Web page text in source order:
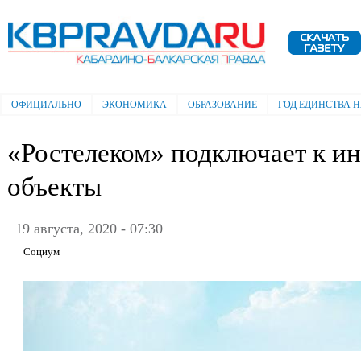
Электронная газета "Кабардино-
Балкарская правда"
Главное меню
ОФИЦИАЛЬНО ЭКОНОМИКА ОБРАЗОВАНИЕ ГОД ЕДИНСТВА
«Ростелеком» подключает к
объекты
19 августа, 2020 - 07:30
Социум